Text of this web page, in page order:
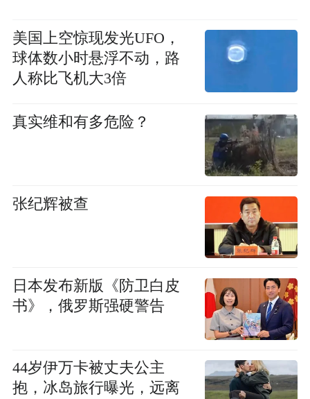
美国上空惊现发光UFO，
球体数小时悬浮不动，路
人称比飞机大3倍
真实维和有多危险？
张纪辉被查
日本发布新版《防卫白皮
书》，俄罗斯强硬警告
44岁伊万卡被丈夫公主
抱，冰岛旅行曝光，远离